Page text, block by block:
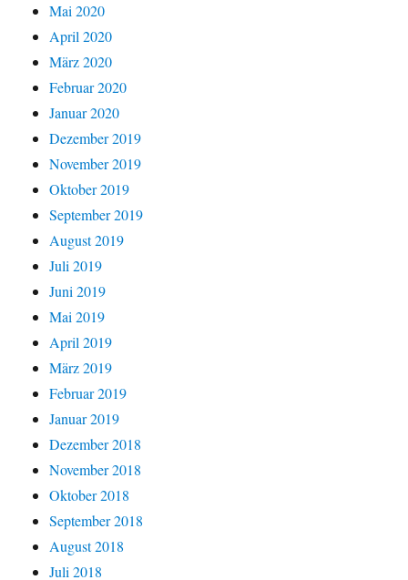
Mai 2020
April 2020
März 2020
Februar 2020
Januar 2020
Dezember 2019
November 2019
Oktober 2019
September 2019
August 2019
Juli 2019
Juni 2019
Mai 2019
April 2019
März 2019
Februar 2019
Januar 2019
Dezember 2018
November 2018
Oktober 2018
September 2018
August 2018
Juli 2018